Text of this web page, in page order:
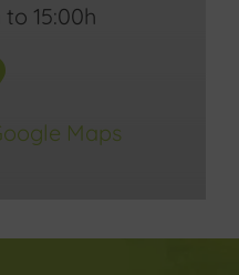
15:00h
Maps